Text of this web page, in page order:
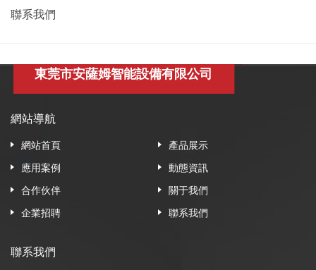
聯系我們
東莞市安薩姆智能設備有限公司
網站導航
網站首頁
產品展示
應用案例
動態資訊
合作伙伴
關于我們
企業招聘
聯系我們
聯系我們